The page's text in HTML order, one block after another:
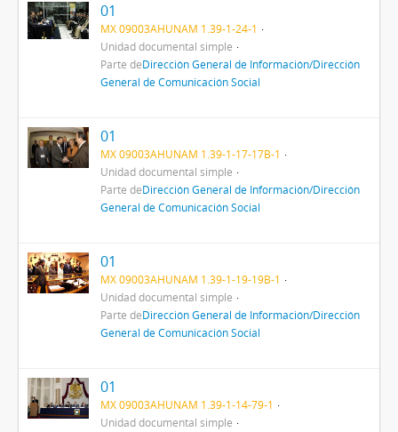
01
MX 09003AHUNAM 1.39-1-24-1
Unidad documental simple
Parte deDirección General de Información/Dirección
General de Comunicación Social
01
MX 09003AHUNAM 1.39-1-17-17B-1
Unidad documental simple
Parte deDirección General de Información/Dirección
General de Comunicación Social
01
MX 09003AHUNAM 1.39-1-19-19B-1
Unidad documental simple
Parte deDirección General de Información/Dirección
General de Comunicación Social
01
MX 09003AHUNAM 1.39-1-14-79-1
Unidad documental simple